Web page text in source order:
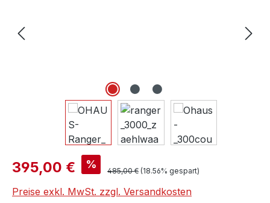
Verkaufspreis:
395,00 € % Regulärer Preis:
485,00 € (18.56% gespart)
Preise exkl. MwSt. zzgl. Versandkosten